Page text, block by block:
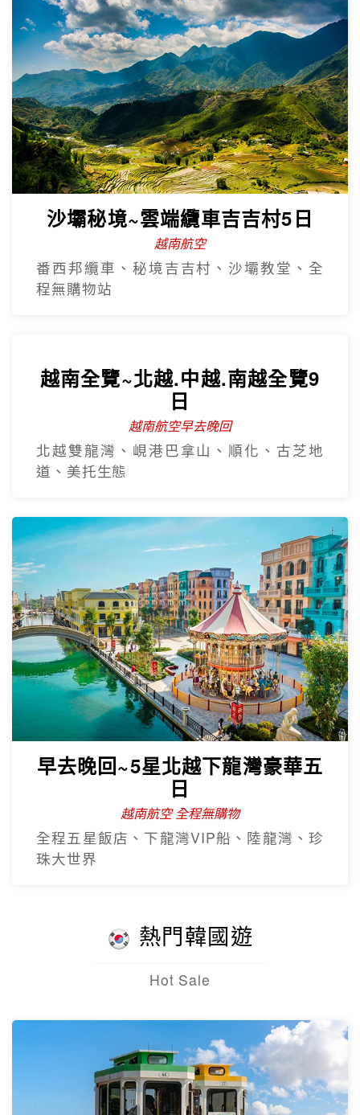
沙壩秘境~雲端纜車吉吉村5日
越南航空
番西邦纜車、秘境吉吉村、沙壩教堂、全
程無購物站
越南全覽~北越.中越.南越全覽9
日
越南航空早去晚回
北越雙龍灣、峴港巴拿山、順化、古芝地
道、美托生態
早去晚回~5星北越下龍灣豪華五
日
越南航空 全程無購物
全程五星飯店、下龍灣VIP船、陸龍灣、珍
珠大世界
熱門韓國遊
Hot Sale